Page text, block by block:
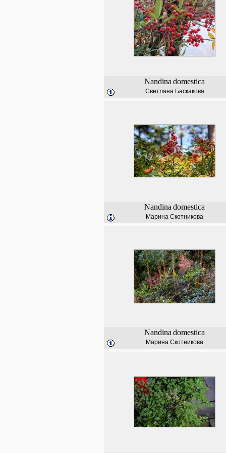
Nandina domestica
Светлана Баскакова
Nandina domestica
Марина Скотникова
Nandina domestica
Марина Скотникова